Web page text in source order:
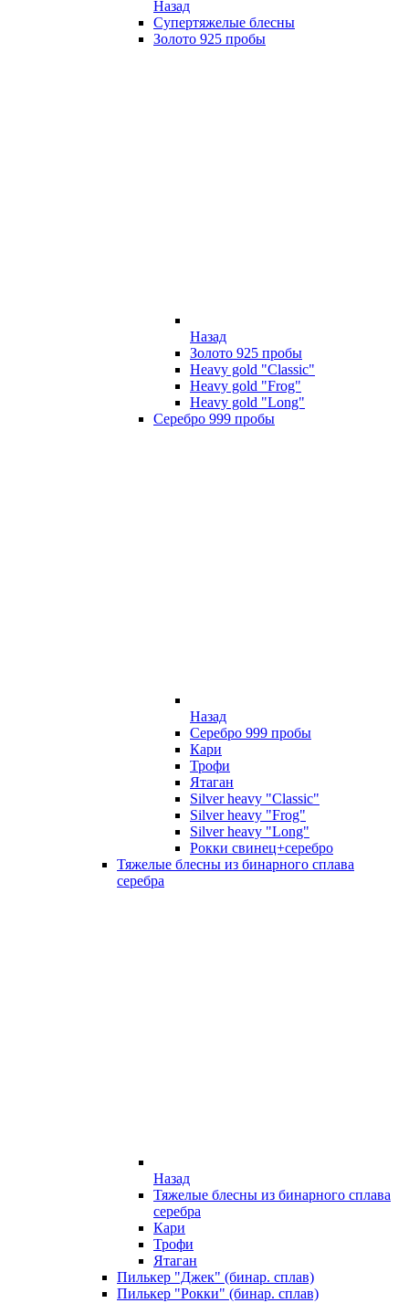
Назад
Супертяжелые блесны
Золото 925 пробы
Назад
Золото 925 пробы
Heavy gold "Classic"
Heavy gold "Frog"
Heavy gold "Long"
Серебро 999 пробы
Назад
Серебро 999 пробы
Кари
Трофи
Ятаган
Silver heavy "Classic"
Silver heavy "Frog"
Silver heavy "Long"
Рокки свинец+серебро
Тяжелые блесны из бинарного сплава
серебра
Назад
Тяжелые блесны из бинарного сплава
серебра
Кари
Трофи
Ятаган
Пилькер "Джек" (бинар. сплав)
Пилькер "Рокки" (бинар. сплав)